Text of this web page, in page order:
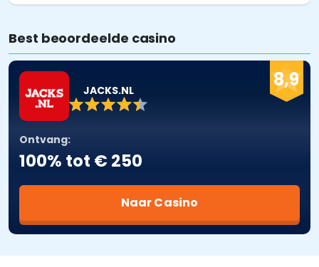
Best beoordeelde casino
8,9
JACKS.NL
Ontvang:
100% tot € 250
Naar Casino